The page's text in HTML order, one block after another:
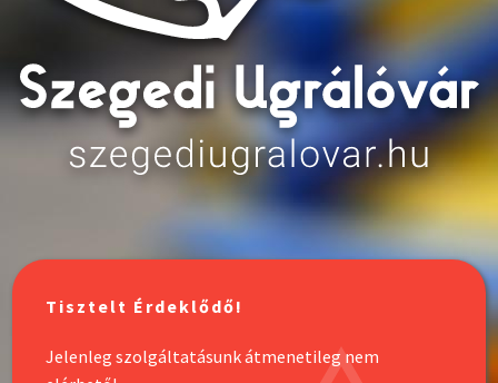
Tisztelt Érdeklődő!
Jelenleg szolgáltatásunk átmenetileg nem